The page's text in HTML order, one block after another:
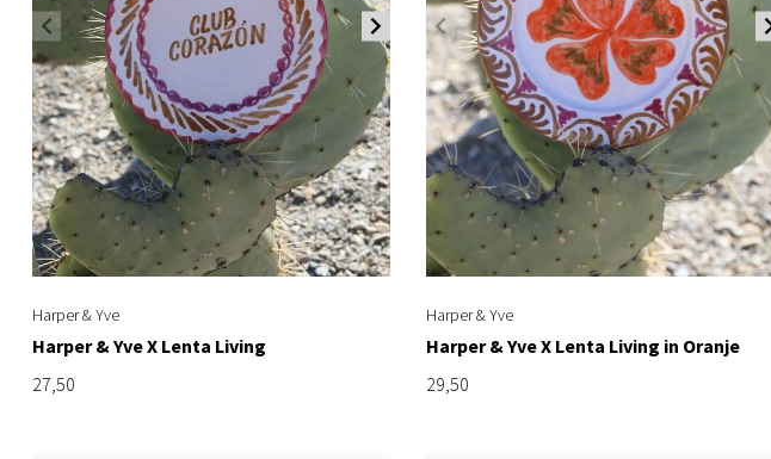
Harper & Yve
Harper & Yve X Lenta Living
27,50
Harper & Yve
Harper & Yve X Lenta Living in Oranje
29,50